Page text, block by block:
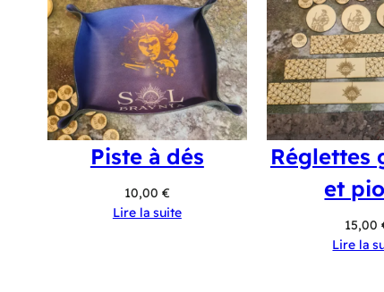
Piste à dés
10,00 €
Lire la suite
Réglettes
et
15,00
Lire la